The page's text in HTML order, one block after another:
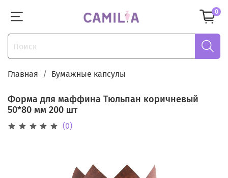
0
Главная Бумажные капсулы
Форма для маффина Тюльпан коричневый
50*80 мм 200 шт
(0)